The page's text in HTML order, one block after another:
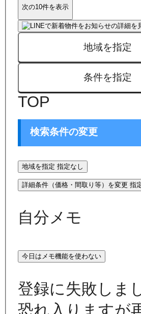
次の10件を表示
地域を指定
条件を指定
TOP
検索条件の変更
地域を指定 指定なし
詳細条件（価格・間取り等）を変更 指
自分メモ
今日はメモ機能を使わない
登録に失敗しま
恐れ入りますが